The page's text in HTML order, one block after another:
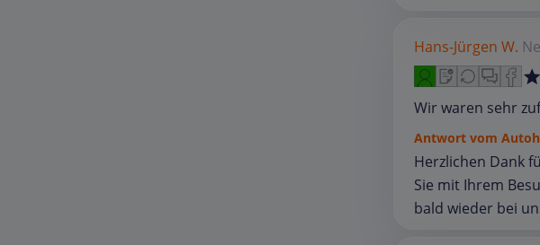
Hans-Jürgen W.
Wir waren sehr
Antwort vom
Herzlichen Dank
Sie mit Ihrem
bald wieder bei